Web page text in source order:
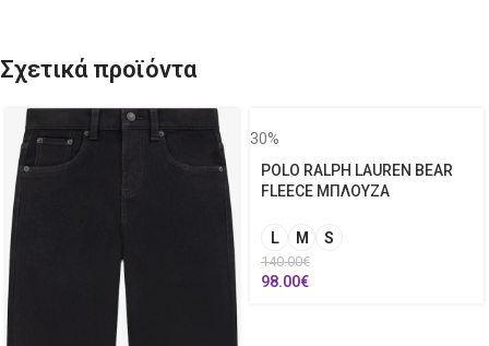
Σχετικά προϊόντα
30%
POLO RALPH LAUREN BEAR
FLEECE ΜΠΛΟΥΖΑ
L M S
140.00€
98.00€